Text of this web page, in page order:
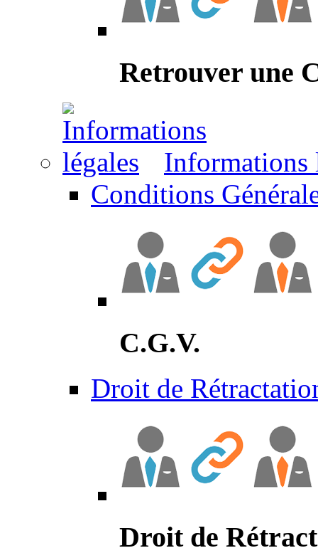
Retrouver une
Informations
Conditions
C.G.V.
Droit de
Droit de